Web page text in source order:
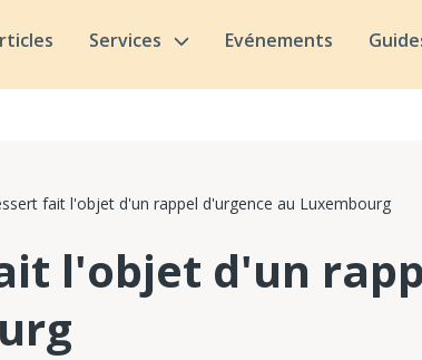
Services Evénements
fait l'objet d'un rappel d'urgence au Luxembourg
l'objet d'un